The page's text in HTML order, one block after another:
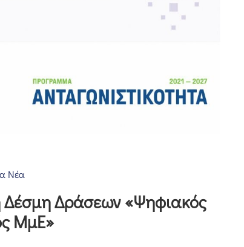
Νέα
Δέσμη Δράσεων «Ψηφιακός
ΜμΕ»